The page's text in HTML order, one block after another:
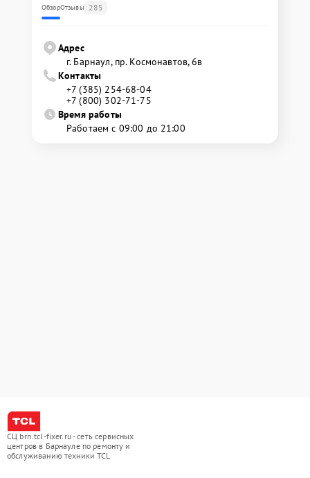
ОбзорОтзывы 285
Адрес
г. Барнаул, ​пр. Космонавтов, 6в
Контакты
+7 (385) 254-68-04
+7 (800) 302-71-75
Время работы
Работаем с 09:00 до 21:00
СЦ brn.tcl-fixer.ru - сеть сервисных
центров в Барнауле по ремонту и
обслуживанию техники TCL